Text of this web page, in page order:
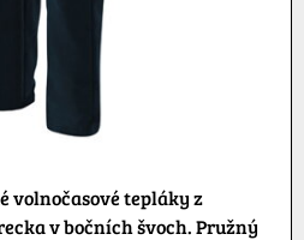
volnočasové tepláky z
v bočních švoch. Pružný